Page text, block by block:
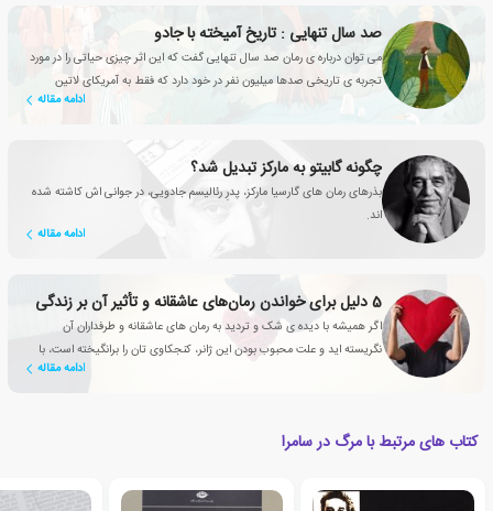
صد سال تنهایی : تاریخ آمیخته با جادو
می توان درباره ی رمان صد سال تنهایی گفت که این اثر چیزی حیاتی را در مورد
تجربه ی تاریخی صدها میلیون نفر در خود دارد که فقط به آمریکای لاتین
ادامه مقاله
چگونه گابیتو به مارکز تبدیل شد؟
بذرهای رمان های گارسیا مارکز، پدرِ رئالیسم جادویی، در جوانی اش کاشته شده
اند.
ادامه مقاله
5 دلیل برای خواندن رمان‌های عاشقانه‌‌ و تأثیر آن بر زندگی
اگر همیشه با دیده ی شک و تردید به رمان های عاشقانه و طرفداران آن
نگریسته اید و علت محبوب بودن این ژانر، کنجکاوی تان را برانگیخته است، با
ادامه مقاله
کتاب های مرتبط با مرگ در سامرا